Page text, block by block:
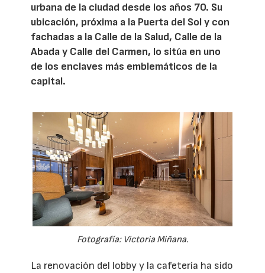
urbana de la ciudad desde los años 70. Su
ubicación, próxima a la Puerta del Sol y con
fachadas a la Calle de la Salud, Calle de la
Abada y Calle del Carmen, lo sitúa en uno
de los enclaves más emblemáticos de la
capital.
Fotografía: Victoria Miñana.
La renovación del lobby y la cafetería ha sido